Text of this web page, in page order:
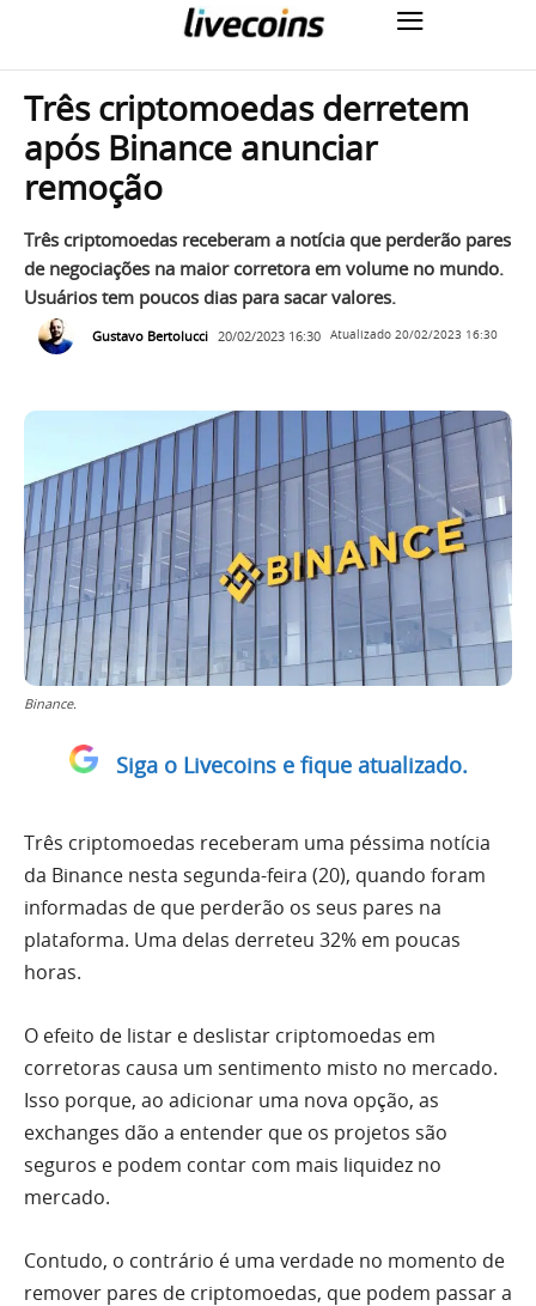
Três criptomoedas derretem
após Binance anunciar
remoção
Três criptomoedas receberam a notícia que perderão pares
de negociações na maior corretora em volume no mundo.
Usuários tem poucos dias para sacar valores.
Gustavo Bertolucci 20/02/2023 16:30 Atualizado 20/02/2023 16:30
Binance.
Siga o Livecoins e fique atualizado.
Três criptomoedas receberam uma péssima notícia
da Binance nesta segunda-feira (20), quando foram
informadas de que perderão os seus pares na
plataforma. Uma delas derreteu 32% em poucas
horas.
O efeito de listar e deslistar criptomoedas em
corretoras causa um sentimento misto no mercado.
Isso porque, ao adicionar uma nova opção, as
exchanges dão a entender que os projetos são
seguros e podem contar com mais liquidez no
mercado.
Contudo, o contrário é uma verdade no momento de
remover pares de criptomoedas, que podem passar a